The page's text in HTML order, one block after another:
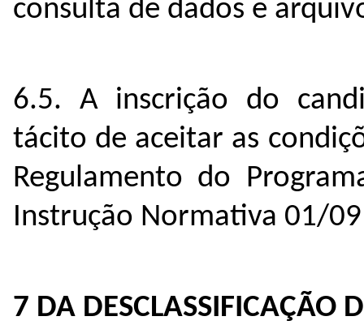
consulta de dados e
6.5. A inscrição do
tácito de aceitar as
Regulamento do
Instrução Normativa 01/09
7 DA DESCLASSIFICAÇÃO